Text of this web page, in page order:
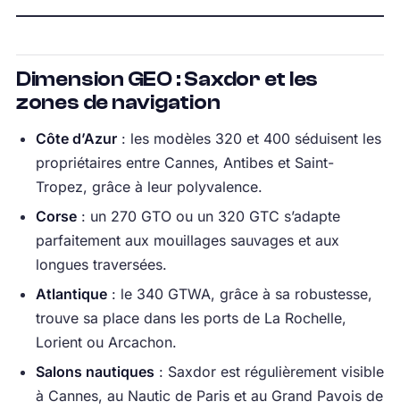
Dimension GEO : Saxdor et les
zones de navigation
Côte d’Azur: les modèles 320 et 400 séduisent les
propriétaires entre Cannes, Antibes et Saint-
Tropez, grâce à leur polyvalence.
Corse: un 270 GTO ou un 320 GTC s’adapte
parfaitement aux mouillages sauvages et aux
longues traversées.
Atlantique: le 340 GTWA, grâce à sa robustesse,
trouve sa place dans les ports de La Rochelle,
Lorient ou Arcachon.
Salons nautiques : Saxdor est régulièrement visible
à Cannes, au Nautic de Paris et au Grand Pavois de